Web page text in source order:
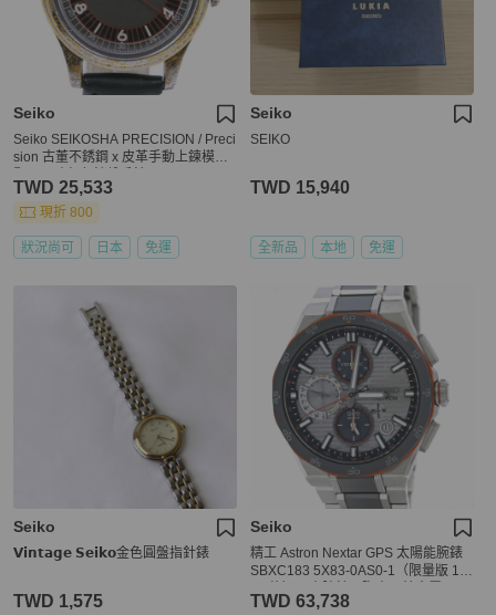
Seiko
Seiko SEIKOSHA PRECISION / Preci
sion 古董不銹鋼 x 皮革手動上鍊模擬
TWD 25,533
現折 800
狀況尚可 日本 免運
Seiko
SEIKO
TWD 15,940
全新品 本地 免運
Seiko
𝗩𝗶𝗻𝘁𝗮𝗴𝗲 𝗦𝗲𝗶𝗸𝗼金色圓盤指針錶
TWD 1,575
Seiko
精工 Astron Nextar GPS 太陽能腕錶
SBXC183 5X83-0AS0-1（限量版 12
534
TWD 63,738